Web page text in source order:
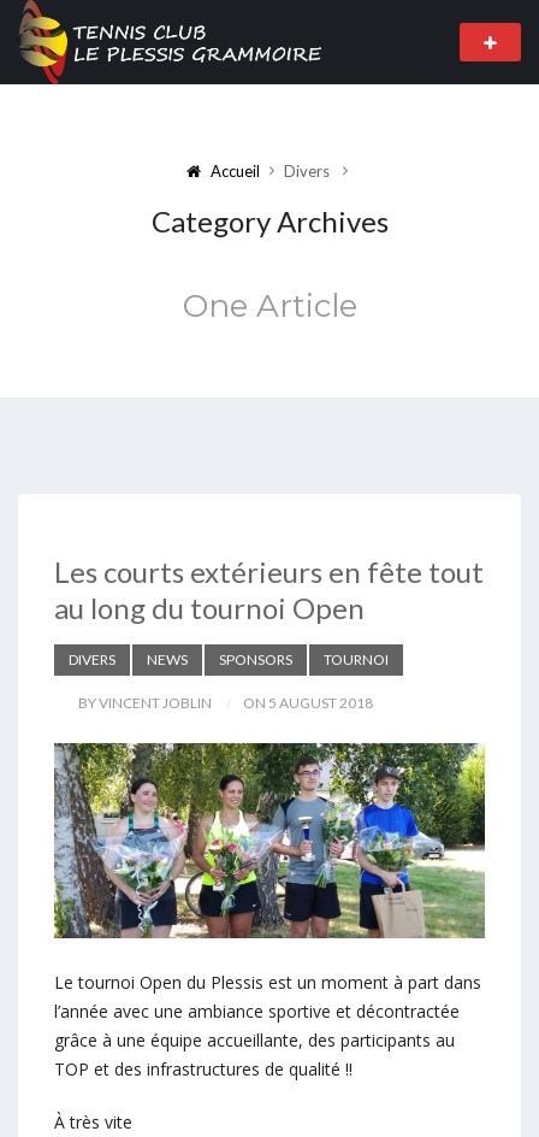
Accueil Divers
Category Archives
One Article
Les courts extérieurs en fête tout
au long du tournoi Open
DIVERS NEWS SPONSORS TOURNOI
BY VINCENT JOBLIN ON 5 AUGUST 2018
Le tournoi Open du Plessis est un moment à part dans
l’année avec une ambiance sportive et décontractée
grâce à une équipe accueillante, des participants au
TOP et des infrastructures de qualité !!
À très vite